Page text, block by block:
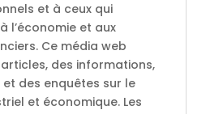
et à ceux qui
l’économie et aux
Ce média web
des informations,
des enquêtes sur le
et économique. Les